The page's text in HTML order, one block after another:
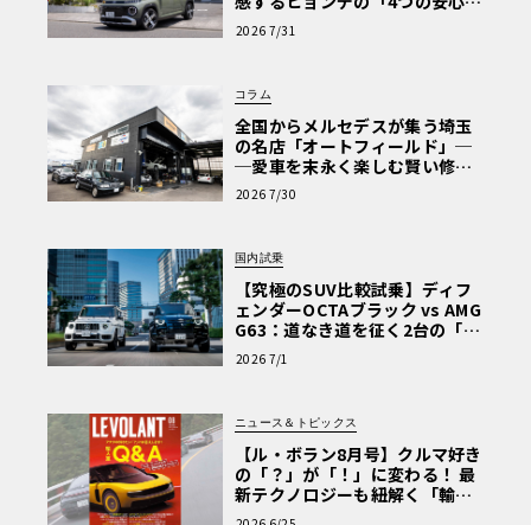
【第1回・ヒョンデ6つの疑問：
Why? Hyundai?】〈PR〉
2026 7/31
コラム
全国からメルセデスが集う埼玉
の名店「オートフィールド」─
─愛車を末永く楽しむ賢い修理
術と、プロがフックス製オイル
を選ぶ理由〈PR〉
2026 7/30
国内試乗
【究極のSUV比較試乗】ディフ
ェンダーOCTAブラック vs AMG
G63：道なき道を征く2台の「対
極的アプローチ」
2026 7/1
ニュース＆トピックス
【ル・ボラン8月号】クルマ好き
の「？」が「！」に変わる！ 最
新テクノロジーも紐解く「輸入
車Q&A」